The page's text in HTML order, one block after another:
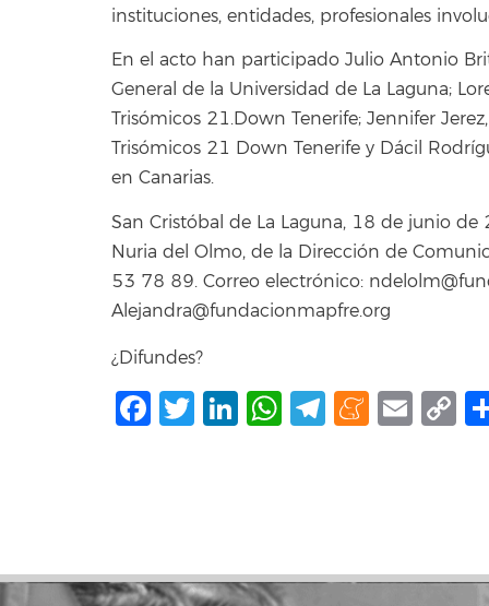
instituciones, entidades, profesionales
En el acto han participado Julio Antonio
General de la Universidad de La Laguna;
Trisómicos 21.Down Tenerife; Jennifer
Trisómicos 21 Down Tenerife y Dácil
en Canarias.
San Cristóbal de La Laguna, 18 de junio
Nuria del Olmo, de la Dirección de
53 78 89. Correo electrónico:
Alejandra@fundacionmapfre.org
¿Difundes?
Facebook
Twitter
LinkedIn
WhatsApp
Telegram